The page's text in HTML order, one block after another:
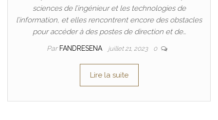
sciences de l’ingénieur et les technologies de
l’information, et elles rencontrent encore des obstacles
pour accéder à des postes de direction et de…
Par FANDRESENA juillet 21, 2023 0
Lire la suite